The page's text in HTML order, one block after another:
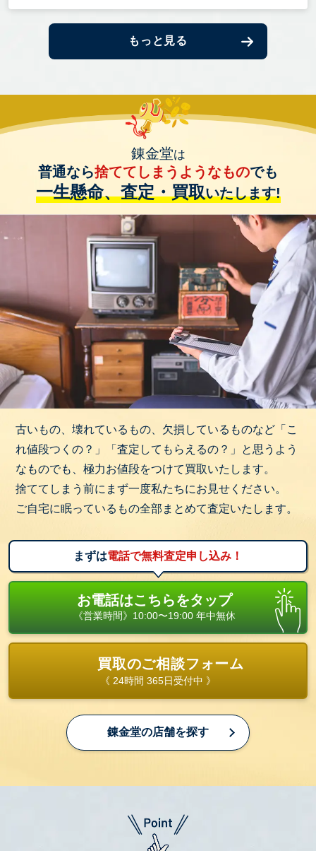
もっと見る
錬金堂は
普通なら捨ててしまうようなものでも
一生懸命、査定・買取いたします!
古いもの、壊れているもの、欠損しているものなど「こ
れ値段つくの？」「査定してもらえるの？」と思うよう
なものでも、極力お値段をつけて買取いたします。
捨ててしまう前にまず一度私たちにお見せください。
ご自宅に眠っているもの全部まとめて査定いたします。
まずは電話で無料査定申し込み！
お電話はこちらをタップ
《営業時間》10:00〜19:00 年中無休
買取のご相談フォーム
《 24時間 365日受付中 》
錬金堂の店舗を探す